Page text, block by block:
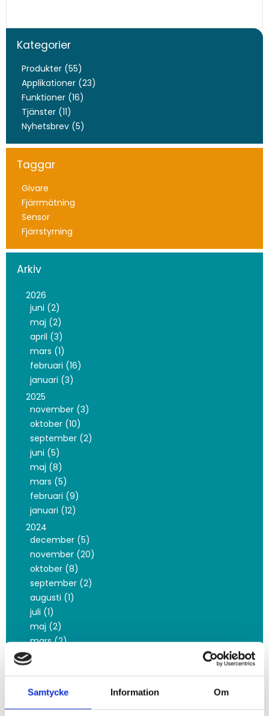
Samtycke Information Om
Kategorier
Produkter (55)
Applikationer (23)
Funktioner (16)
Tjänster (11)
Nyhetsbrev (5)
Taggar
Givare
Fjärrmätning
Sensor
Fjärrstyrning
Arkiv
2026
juni (2)
maj (2)
april (3)
mars (1)
februari (16)
januari (3)
2025
november (3)
oktober (10)
september (2)
juni (5)
maj (8)
mars (5)
februari (9)
januari (12)
2024
december (5)
november (20)
oktober (8)
september (2)
augusti (1)
juli (1)
maj (2)
mars (2)
februari (1)
2023
november (2)